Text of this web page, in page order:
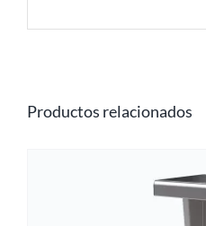
Productos relacionados